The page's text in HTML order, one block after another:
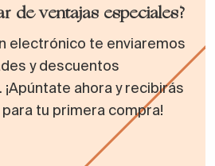
de ventajas especiales?
electrónico te enviaremos
y descuentos
ahora y recibirás
tu primera compra!